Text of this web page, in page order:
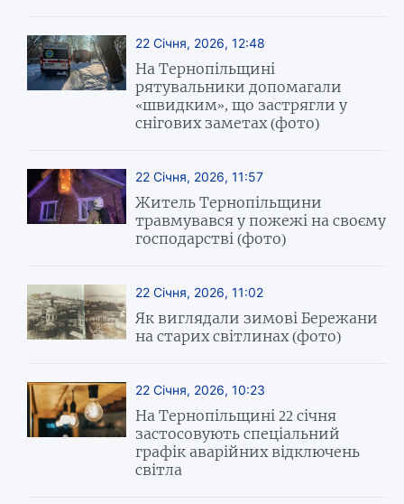
22 Січня, 2026, 12:48
На Тернопільщині
рятувальники допомагали
«швидким», що застрягли у
снігових заметах (фото)
22 Січня, 2026, 11:57
Житель Тернопільщини
травмувався у пожежі на своєму
господарстві (фото)
22 Січня, 2026, 11:02
Як виглядали зимові Бережани
на старих світлинах (фото)
22 Січня, 2026, 10:23
На Тернопільщині 22 січня
застосовують спеціальний
графік аварійних відключень
світла